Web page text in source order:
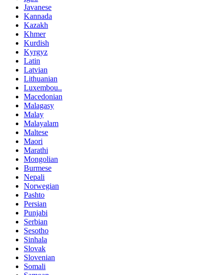
Javanese
Kannada
Kazakh
Khmer
Kurdish
Kyrgyz
Latin
Latvian
Lithuanian
Luxembou..
Macedonian
Malagasy
Malay
Malayalam
Maltese
Maori
Marathi
Mongolian
Burmese
Nepali
Norwegian
Pashto
Persian
Punjabi
Serbian
Sesotho
Sinhala
Slovak
Slovenian
Somali